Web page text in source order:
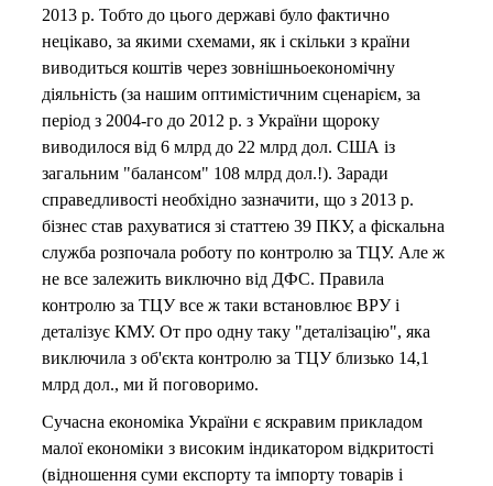
2013 р. Тобто до цього державі було фактично
нецікаво, за якими схемами, як і скільки з країни
виводиться коштів через зовнішньоекономічну
діяльність (за нашим оптимістичним сценарієм, за
період з 2004-го до 2012 р. з України щороку
виводилося від 6 млрд до 22 млрд дол. США із
загальним "балансом" 108 млрд дол.!). Заради
справедливості необхідно зазначити, що з 2013 р.
бізнес став рахуватися зі статтею 39 ПКУ, а фіскальна
служба розпочала роботу по контролю за ТЦУ. Але ж
не все залежить виключно від ДФС. Правила
контролю за ТЦУ все ж таки встановлює ВРУ і
деталізує КМУ. От про одну таку "деталізацію", яка
виключила з об'єкта контролю за ТЦУ близько 14,1
млрд дол., ми й поговоримо.
Сучасна економіка України є яскравим прикладом
малої економіки з високим індикатором відкритості
(відношення суми експорту та імпорту товарів і